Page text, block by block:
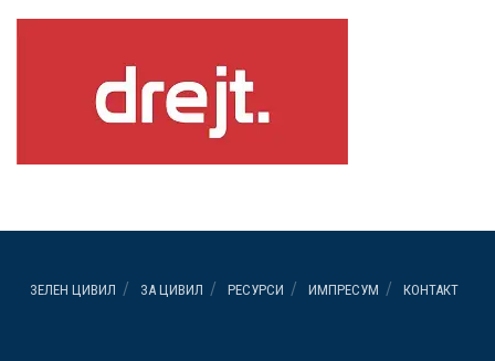
ЗЕЛЕН ЦИВИЛ ЗА ЦИВИЛ РЕСУРСИ ИМПРЕСУМ КОНТАКТ